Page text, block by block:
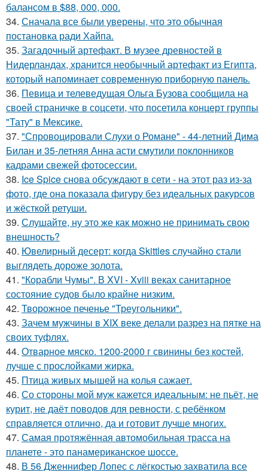
балансом в $88, 000, 000.
34. Сначала все были уверены, что это обычная
постановка ради Хайпа.
35. Загадочный артефакт. В музее древностей в
Нидерландах, хранится необычный артефакт из Египта,
который напоминает современную приборную панель.
36. Певица и телеведущая Ольга Бузова сообщила на
своей страничке в соцсети, что посетила концерт группы
"Тату" в Мексике.
37. "Спровоцировали Слухи о Романе" - 44-летний Дима
Билан и 35-летняя Анна асти смутили поклонников
кадрами свежей фотосессии.
38. Ice Spice снова обсуждают в сети - на этот раз из-за
фото, где она показала фигуру без идеальных ракурсов
и жёсткой ретуши.
39. Слушайте, ну это же как можно не принимать свою
внешность?
40. Ювелирный десерт: когда Skittles случайно стали
выглядеть дороже золота.
41. "Корабли Чумы". В XVI - Xviii веках санитарное
состояние судов было крайне низким.
42. Творожное печенье "Треугольники".
43. Зачем мужчины в XIX веке делали разрез на пятке на
своих туфлях.
44. Отварное мяско. 1200-2000 г свинины без костей,
лучше с прослойками жирка.
45. Птица живых мышей на колья сажает.
46. Со стороны мой муж кажется идеальным: не пьёт, не
курит, не даёт поводов для ревности, с ребёнком
справляется отлично, да и готовит лучше многих.
47. Самая протяжённая автомобильная трасса на
планете - это панамериканское шоссе.
48. В 56 Дженнифер Лопес с лёгкостью захватила все